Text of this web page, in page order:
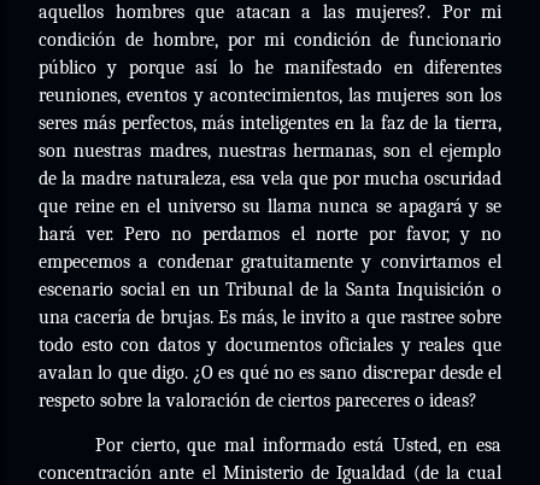
aquellos hombres que atacan a las mujeres?. Por mi
condición de hombre, por mi condición de funcionario
público y porque así lo he manifestado en diferentes
reuniones, eventos y acontecimientos, las mujeres son los
seres más perfectos, más inteligentes en la faz de la tierra,
son nuestras madres, nuestras hermanas, son el ejemplo
de la madre naturaleza, esa vela que por mucha oscuridad
que reine en el universo su llama nunca se apagará y se
hará ver. Pero no perdamos el norte por favor, y no
empecemos a condenar gratuitamente y convirtamos el
escenario social en un Tribunal de la Santa Inquisición o
una cacería de brujas. Es más, le invito a que rastree sobre
todo esto con datos y documentos oficiales y reales que
avalan lo que digo. ¿O es qué no es sano discrepar desde el
respeto sobre la valoración de ciertos pareceres o ideas?
Por cierto, que mal informado está Usted, en esa
concentración ante el Ministerio de Igualdad (de la cual